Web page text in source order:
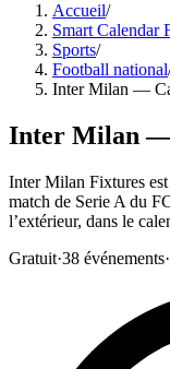
Accueil/
Smart Calendar
Sports/
Football national
Inter Milan —
Inter Milan —
Inter Milan Fixtures
match de Serie A du
l’extérieur, dans le
Gratuit·38 événements·